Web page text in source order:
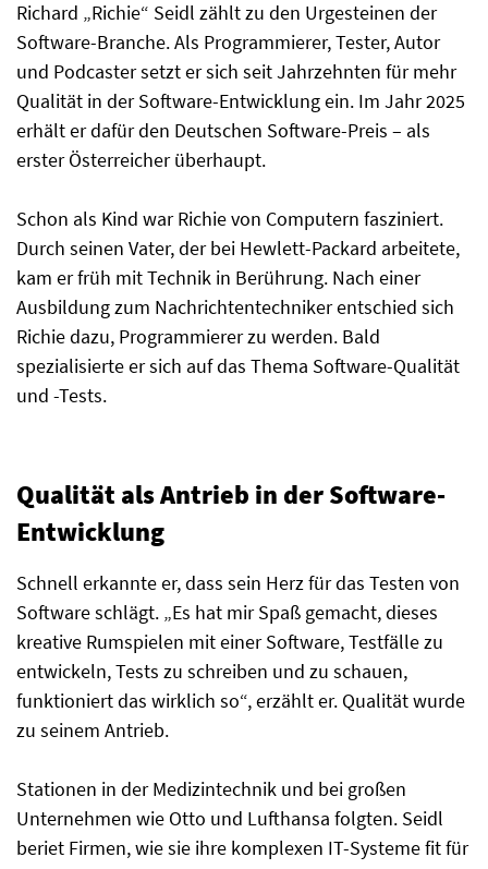
Richard „Richie“ Seidl zählt zu den Urgesteinen der
Software-Branche. Als Programmierer, Tester, Autor
und Podcaster setzt er sich seit Jahrzehnten für mehr
Qualität in der Software-Entwicklung ein. Im Jahr 2025
erhält er dafür den Deutschen Software-Preis – als
erster Österreicher überhaupt.
Schon als Kind war Richie von Computern fasziniert.
Durch seinen Vater, der bei Hewlett-Packard arbeitete,
kam er früh mit Technik in Berührung. Nach einer
Ausbildung zum Nachrichtentechniker entschied sich
Richie dazu, Programmierer zu werden. Bald
spezialisierte er sich auf das Thema Software-Qualität
und -Tests.
Qualität als Antrieb in der Software-
Entwicklung
Schnell erkannte er, dass sein Herz für das Testen von
Software schlägt. „Es hat mir Spaß gemacht, dieses
kreative Rumspielen mit einer Software, Testfälle zu
entwickeln, Tests zu schreiben und zu schauen,
funktioniert das wirklich so“, erzählt er. Qualität wurde
zu seinem Antrieb.
Stationen in der Medizintechnik und bei großen
Unternehmen wie Otto und Lufthansa folgten. Seidl
beriet Firmen, wie sie ihre komplexen IT-Systeme fit für